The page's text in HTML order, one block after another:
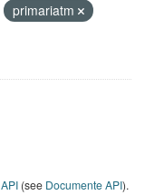
primariatm
API (see Documente API).